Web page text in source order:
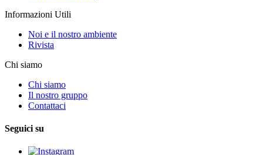
Informazioni Utili
Noi e il nostro ambiente
Rivista
Chi siamo
Chi siamo
Il nostro gruppo
Contattaci
Seguici su